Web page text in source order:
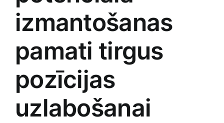
izmantošanas
pamati tirgus
pozīcijas
uzlabošanai